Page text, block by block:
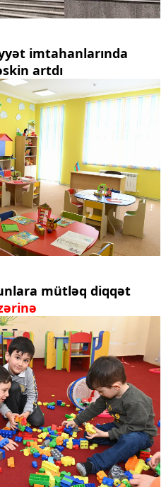
imtahanlarında
artdı
mütləq diqqət